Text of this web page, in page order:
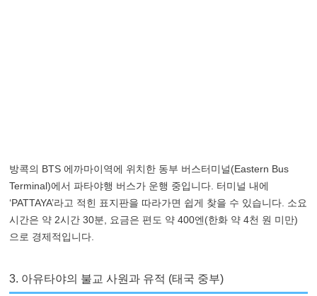
방콕의 BTS 에까마이역에 위치한 동부 버스터미널(Eastern Bus
Terminal)에서 파타야행 버스가 운행 중입니다. 터미널 내에
‘PATTAYA’라고 적힌 표지판을 따라가면 쉽게 찾을 수 있습니다. 소요
시간은 약 2시간 30분, 요금은 편도 약 400엔(한화 약 4천 원 미만)
으로 경제적입니다.
3. 아유타야의 불교 사원과 유적 (태국 중부)